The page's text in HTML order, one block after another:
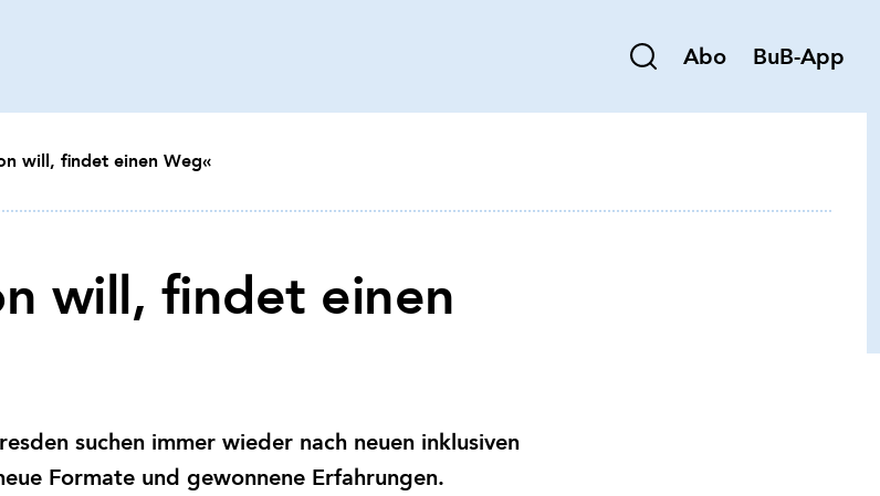
Abo BuB-App
will, findet einen Weg«
will, findet einen
suchen immer wieder nach neuen inklusiven
Formate und gewonnene Erfahrungen.